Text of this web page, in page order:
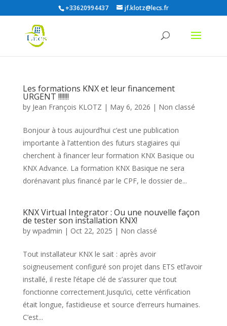
+33620994437 jf.klotz@lecs.fr
Les formations KNX et leur financement
URGENT !!!!!!!
by Jean François KLOTZ | May 6, 2026 | Non classé
Bonjour à tous aujourd’hui c’est une publication
importante à l’attention des futurs stagiaires qui
cherchent à financer leur formation KNX Basique ou
KNX Advance. La formation KNX Basique ne sera
dorénavant plus financé par le CPF, le dossier de...
KNX Virtual Integrator : Ou une nouvelle façon
de tester son installation KNX!
by wpadmin | Oct 22, 2025 | Non classé
Tout installateur KNX le sait : après avoir
soigneusement configuré son projet dans ETS etl’avoir
installé, il reste l’étape clé de s’assurer que tout
fonctionne correctement.Jusqu’ici, cette vérification
était longue, fastidieuse et source d’erreurs humaines.
C’est...